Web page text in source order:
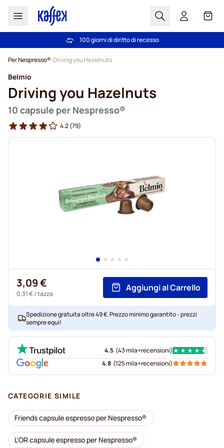
Search
Spedizione Gratuita oltre 49 €
100 giorni di diritto di recesso
Per Nespresso® Driving you Hazelnuts
Belmio
Driving you Hazelnuts
10 capsule per Nespresso®
4.2(79)
3,09 €
0,31 €/ tazza
Aggiungi al Carrello
Spedizione gratuita oltre 49 €. Prezzo minimo garantito - prezzi
sempre equi!
4.5 (43 mila+recensioni)
4.8 (125 mila+recensioni)
CATEGORIE SIMILE
Friends capsule espresso per Nespresso®
L'OR capsule espresso per Nespresso®